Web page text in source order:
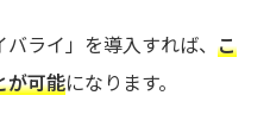
ライ」を導入すれば、 こ
が可能になります。